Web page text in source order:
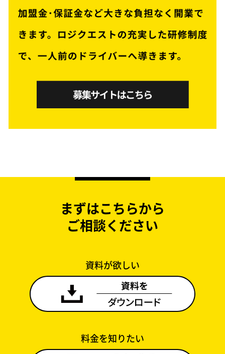
まずはこちらから
ご相談ください
資料が欲しい
料金を知りたい